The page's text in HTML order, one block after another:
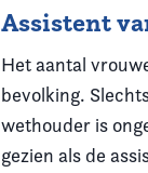
Assistent
Het aantal
bevolking.
wethouder is
gezien als de